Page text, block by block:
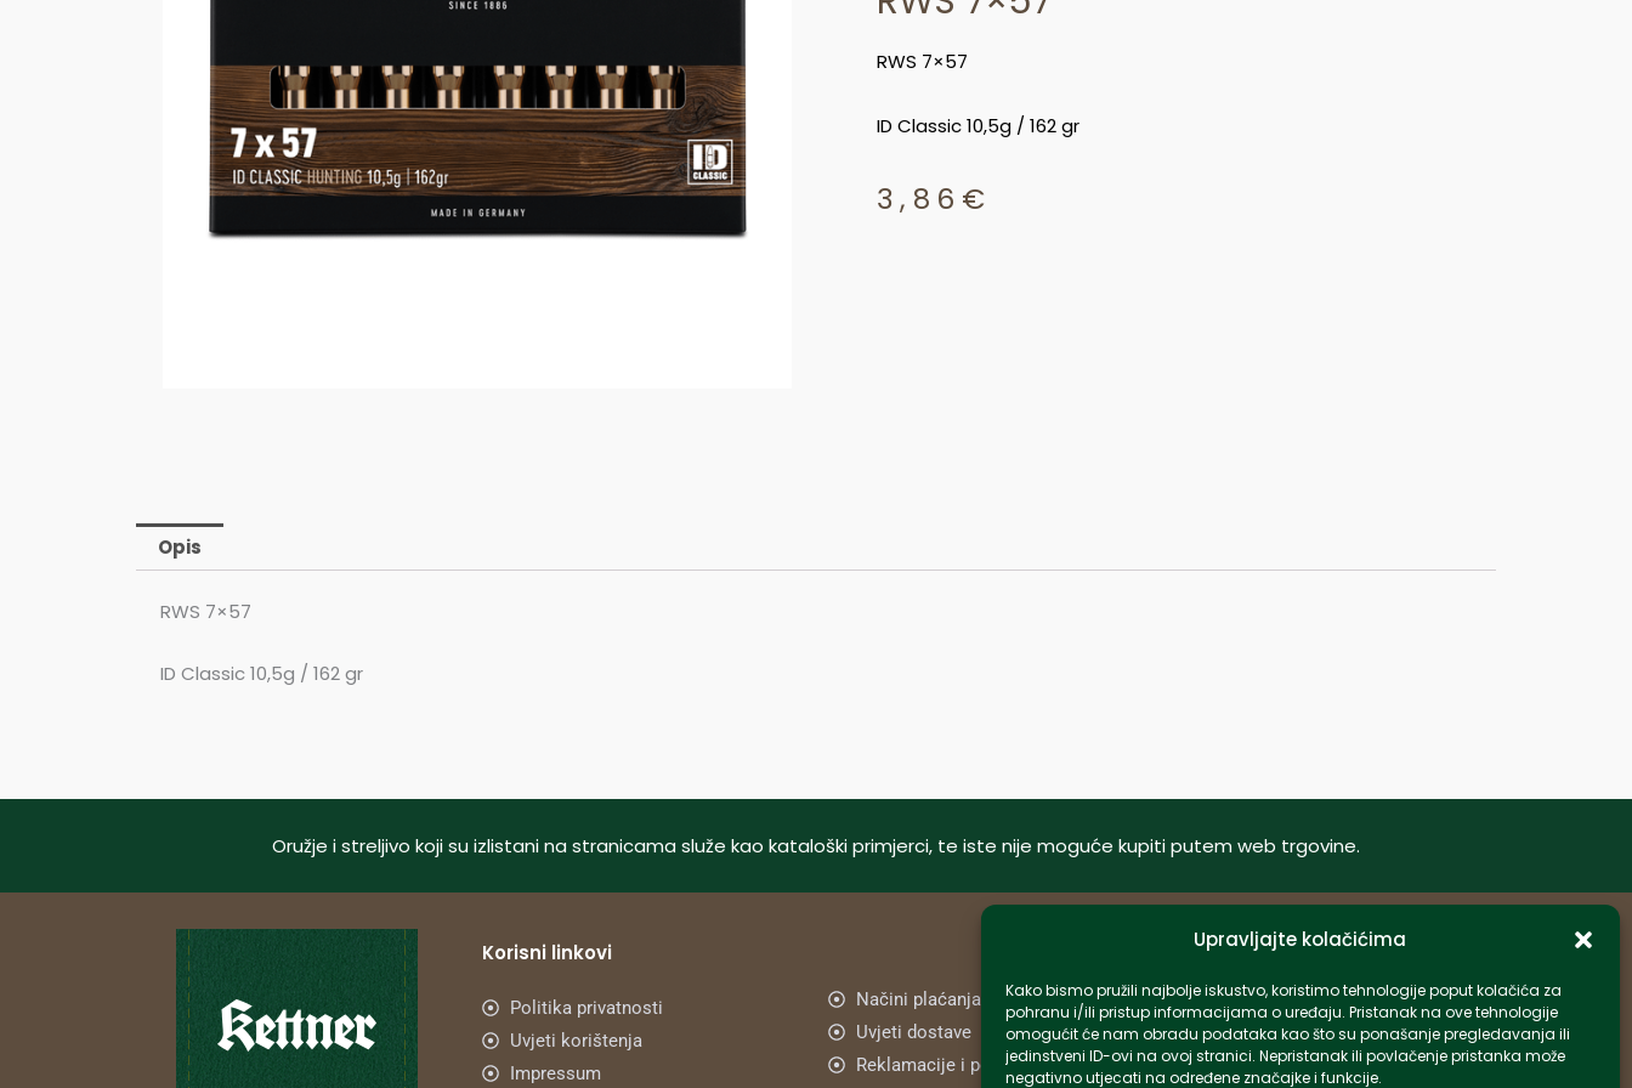
Upravljajte kolačićima
Kako bismo pružili najbolje iskustvo, koristimo tehnologije poput kolačića za
pohranu i/ili pristup informacijama o uređaju. Pristanak na ove tehnologije
omogućit će nam obradu podataka kao što su ponašanje pregledavanja ili
jedinstveni ID-ovi na ovoj stranici. Nepristanak ili povlačenje pristanka može
negativno utjecati na određene značajke i funkcije.
RWS 7×57
ID Classic 10,5g / 162 gr
3,86 €
Opis
RWS 7×57
ID Classic 10,5g / 162 gr
Oružje i streljivo koji su izlistani na stranicama služe kao kataloški primjerci, te iste nije moguće kupiti putem web trgovine.
Korisni linkovi
Politika privatnosti
Uvjeti korištenja
Impressum
Načini plaćanja
Uvjeti dostave
Reklamacije i povrat
Informacije
info-hr@kettner.com
Poslovnica Osijek 031 500 181
Poslovnica Zagreb 01 7798 900